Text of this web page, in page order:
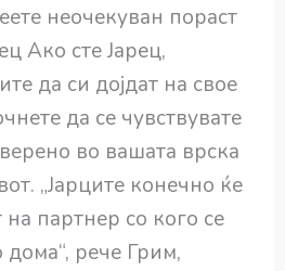
неочекуван пораст
Ако сте Јарец,
да си дојдат на свое
да се чувствувате
во вашата врска
„Јарците конечно ќе
на партнер со кого се
дома“, рече Грим,